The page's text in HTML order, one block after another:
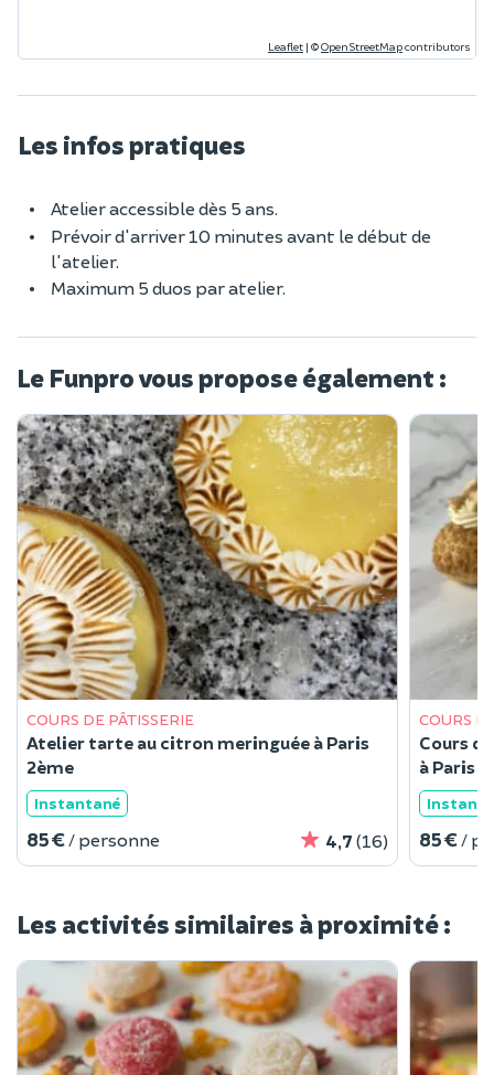
Leaflet | ©OpenStreetMapcontributors
Les infos pratiques
Atelier accessible dès 5 ans.
Prévoir d'arriver 10 minutes avant le début de
l'atelier.
Maximum 5 duos par atelier.
Le Funpro vous propose également :
COURS DE PÂTISSERIE
Atelier tarte au citron meringuée à Paris
2ème
Instantané
85 € / personne 4,7 (16)
COURS
Cours
à Paris
85 € /
Les activités similaires à proximité :